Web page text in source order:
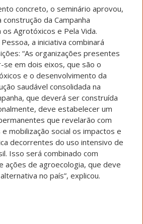
concreto, o seminário aprovou,
da Campanha
Agrotóxicos e Pela Vida.
a iniciativa combinará
“As organizações presentes
se em dois eixos, que são o
e o desenvolvimento da
saudável consolidada na
que deverá ser construída
deve estabelecer um
que revelarão com
mobilização social os impactos e
decorrentes do uso intensivo de
Isso será combinado com
ações de agroecologia, que deve
no país”, explicou.